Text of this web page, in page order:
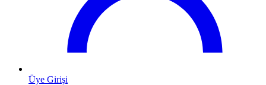
Üye Girişi